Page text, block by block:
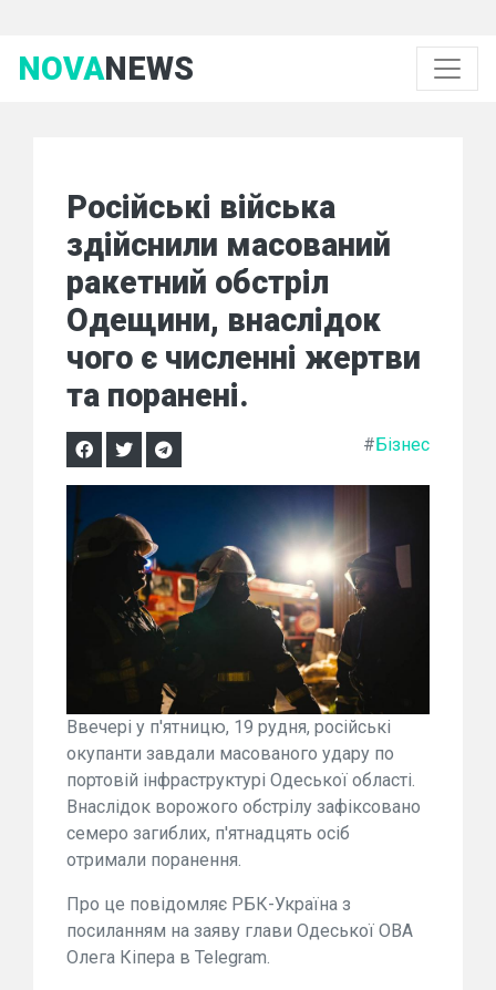
NOVANEWS
Російські війська
здійснили масований
ракетний обстріл
Одещини, внаслідок
чого є численні жертви
та поранені.
#Бізнес
Ввечері у п'ятницю, 19 рудня, російські
окупанти завдали масованого удару по
портовій інфраструктурі Одеської області.
Внаслідок ворожого обстрілу зафіксовано
семеро загиблих, п'ятнадцять осіб
отримали поранення.
Про це повідомляє РБК-Україна з
посиланням на заяву глави Одеської ОВА
Олега Кіпера в Telegram.